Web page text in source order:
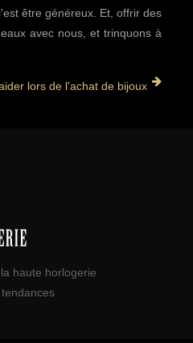
être généreux. Et, offrir des
avec nous, et trinquons à
lors de l’achat de bijoux
haute horlogerie